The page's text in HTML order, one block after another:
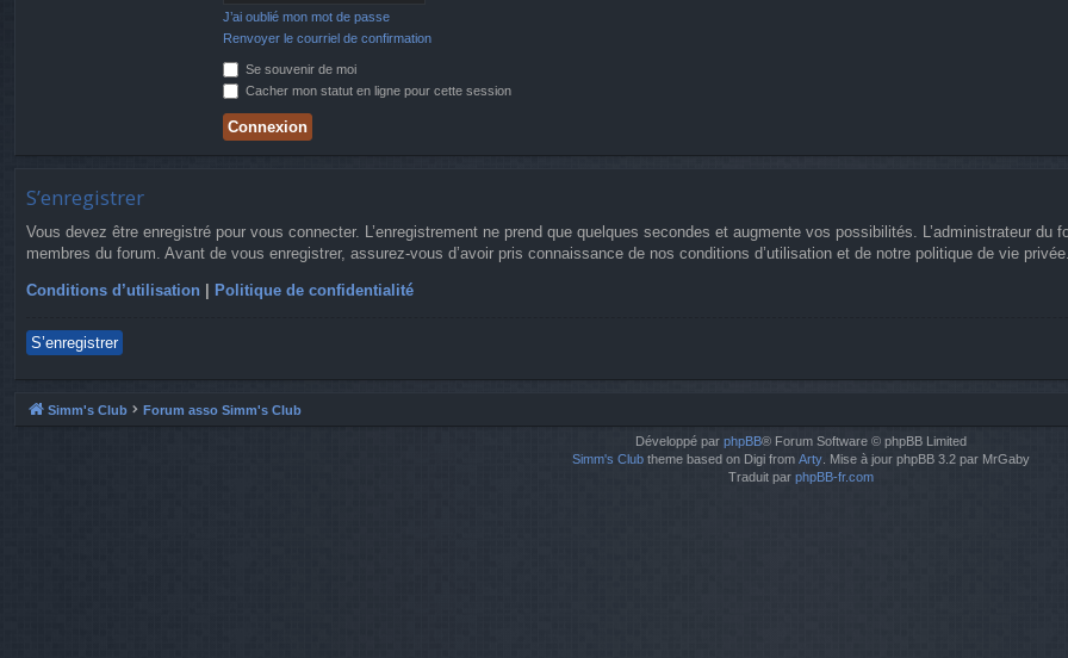
J’ai oublié mon mot de passe
Renvoyer le courriel de confirmation
Se souvenir de moi
Cacher mon statut en ligne pour cette session
S’enregistrer
Vous devez être enregistré pour vous connecter. L’enregistrement ne prend que quelques secondes et augmente vos possibilités. L’administrateur
membres du forum. Avant de vous enregistrer, assurez-vous d’avoir pris connaissance de nos conditions d’utilisation et de notre politique de vie
Conditions d’utilisation | Politique de confidentialité
S’enregistrer
Simm's Club Forum asso Simm's Club
Développé par phpBB® Forum Software © phpBB Limited
Simm's Club theme based on Digi from Arty . Mise à jour phpBB 3.2 par MrGaby
Traduit par phpBB-fr.com